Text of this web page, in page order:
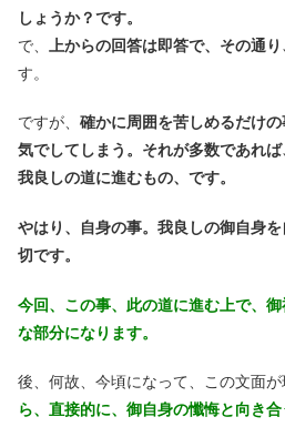
しょうか？です。
で、
上からの回答は即答で、その通
す。
ですが、 確かに周囲を苦しめるだけ
気でしてしまう。それが多数であれば
我良しの道に進むもの、です。
やはり、自身の事。我良しの御自身
切です。
今回、この事、此の道に進む上で、
な部分になります。
後、何故、今頃になって、この文面が
ら、直接的に、御自身の懺悔と向き